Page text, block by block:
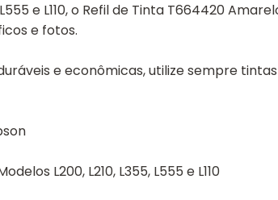
L555 e L110, o Refil de Tinta T664420
e fotos.
e econômicas, utilize sempre
L200, L210, L355, L555 e L110